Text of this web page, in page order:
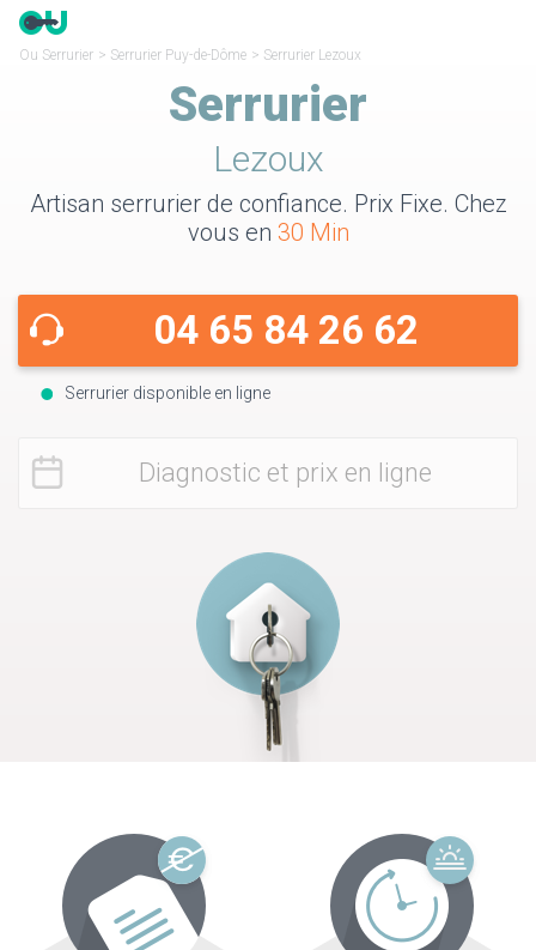
Ou Serrurier > Serrurier Puy-de-Dôme > Serrurier Lezoux
Serrurier
Lezoux
Artisan serrurier de confiance. Prix Fixe. Chez
vous en 30 Min
04 65 84 26 62
Serrurier disponible en ligne
Diagnostic et prix en ligne